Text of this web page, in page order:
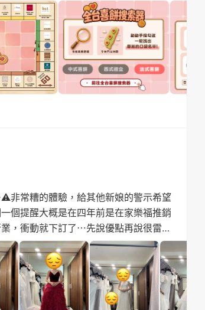
非常糟的體驗，給其他新娘的警示希望
個提醒大概是在四年前是在家樂福推銷
，衝動就下訂了⋯先說優點再說很雷的